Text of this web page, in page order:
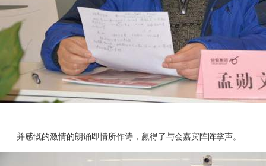
并感慨的激情的朗诵即情所作诗，蠃得了与会嘉宾阵阵掌声。